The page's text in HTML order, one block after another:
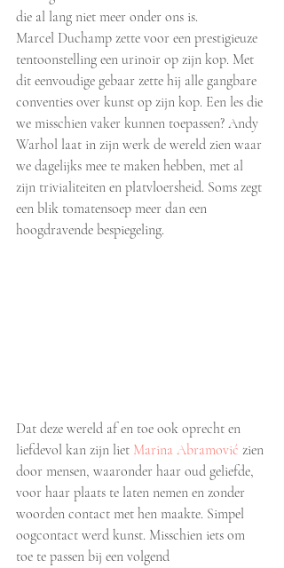
die al lang niet meer onder ons is.
Marcel Duchamp zette voor een prestigieuze
tentoonstelling een urinoir op zijn kop. Met
dit eenvoudige gebaar zette hij alle gangbare
conventies over kunst op zijn kop. Een les die
we misschien vaker kunnen toepassen? Andy
Warhol laat in zijn werk de wereld zien waar
we dagelijks mee te maken hebben, met al
zijn trivialiteiten en platvloersheid. Soms zegt
een blik tomatensoep meer dan een
hoogdravende bespiegeling.
​Dat deze wereld af en toe ook oprecht en
liefdevol kan zijn liet Marina Abramović zien
door mensen, waaronder haar oud geliefde,
voor haar plaats te laten nemen en zonder
woorden contact met hen maakte. Simpel
oogcontact werd kunst. Misschien iets om
toe te passen bij een volgend